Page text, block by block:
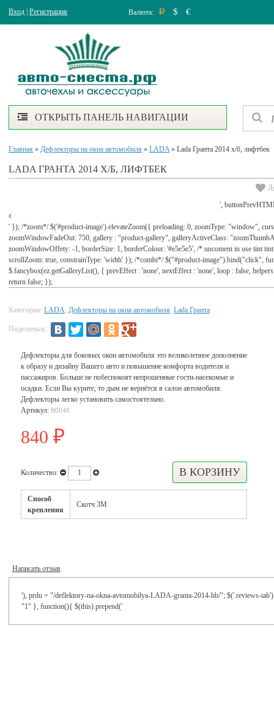
Вход Регистрация Валюта: Р $ €
ОТКРЫТЬ ПАНЕЛЬ НАВИГАЦИИ
Главная » Дефлекторы на окна автомобиля » LADA» Lada Гранта 2014 х/б, лифтбек
LADA ГРАНТА 2014 Х/Б, ЛИФТБЕК
',
' }); /*zoom*/ $('#product-image').elevateZoom({ preloading: 0, zoomType: "window",
zoomWindowFadeOut: 750, gallery : "product-gallery", galleryActiveClass:
zoomWindowOffety: -1, borderSize: 1, borderColour: '#e5e5e5', /* uncoment in use tint
scrollZoom: true, constrainType: 'width' }); /*combi*/ $("#product-image").bind("click",
$.fancybox(ez.getGalleryList(), { prevEffect : 'none', nextEffect : 'none', loop : false,
return false; });
Категории: LADA, Дефлекторы на окна автомобиля, Lada Гранта
Поделиться:
Дефлекторы для боковых окон автомобиля это великолепное дополнение
к образу и дизайну Вашего авто и повышение комфорта водителя и
пассажиров. Больше не побеспокоят непрошенные гости-насекомые и
осадки. Если Вы курите, то дым не вернётся в салон автомобиля.
Дефлекторы легко установить самостоятельно.
Артикул: В0046
840 ₽
Количество:
Способ
крепления
Скотч 3М
Написать отзыв
'), prdu = "/deflektory-na-okna-avtomobilya-LADA-granta-2014-hb/"; $('.reviews-
"1" }, function(){ $(this).prepend('